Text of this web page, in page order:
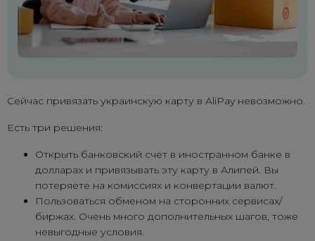
Сейчас привязать украинскую карту в AliPay невозможно.
Есть три решения:
Открыть банковский счет в иностранном банке в
долларах и привязывать эту карту в Алипей. Вы
потеряете на комиссиях и конвертации валют.
Пользоваться обменом на сторонних сервисах/
биржах. Очень много дополнительных шагов, тоже
невыгодные условия.